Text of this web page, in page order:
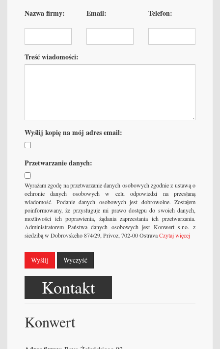
Nazwa firmy: Email: Telefon:
Treść wiadomości:
Wyślij kopię na mój adres email:
Przetwarzanie danych:
Wyrażam zgodę na przetwarzanie danych osobowych zgodnie z ustawą o
ochronie danych osobowych w celu odpowiedzi na przesłaną
wiadomość. Podanie danych osobowych jest dobrowolne. Zostałem
poinformowany, że przysługuje mi prawo dostępu do swoich danych,
możliwości ich poprawienia, żądania zaprzestania ich przetwarzania.
Administratorem Państwa danych osobowych jest Konwert s.r.o. z
siedzibą w Dobrovskeho 874/29, Privoz, 702-00 OstravaCzytaj więcej
Wyślij Wyczyść
Kontakt
Konwert